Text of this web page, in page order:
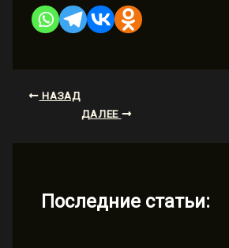
НАЗАД
ДАЛЕЕ
Последние статьи: